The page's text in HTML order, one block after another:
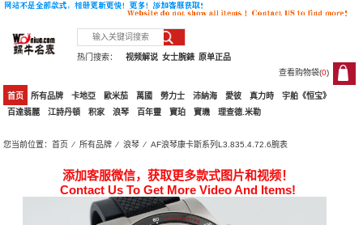
热门搜索： 原单正品
女士腕錶
视频解说
查看购物袋(0)
0
首页 所有品牌 卡地亞 歐米茄 萬國 勞力士 沛納海 愛彼 真力時
宇舶《恒宝》
百達翡麗
江詩丹頓 积家 浪琴 百年靈 寶珀 寶璣 理查德.米勒
您当前位置：首页 ⁄所有品牌 ⁄浪琴 ⁄ AF浪琴康卡斯系列L3.835.4.72.6腕表
添加客服微信，获取更多款式图片和视频！
Contact Us To Get More Video And Items!